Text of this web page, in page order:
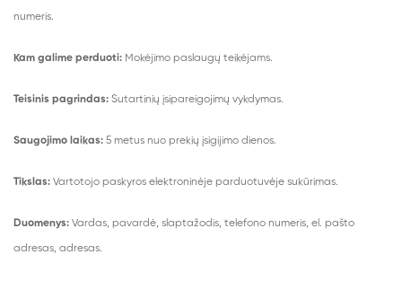
numeris.
Kam galime perduoti: Mokėjimo paslaugų teikėjams.
Teisinis pagrindas: Sutartinių įsipareigojimų vykdymas.
Saugojimo laikas: 5 metus nuo prekių įsigijimo dienos.
Tikslas: Vartotojo paskyros elektroninėje parduotuvėje sukūrimas.
Duomenys: Vardas, pavardė, slaptažodis, telefono numeris, el. pašto
adresas, adresas.